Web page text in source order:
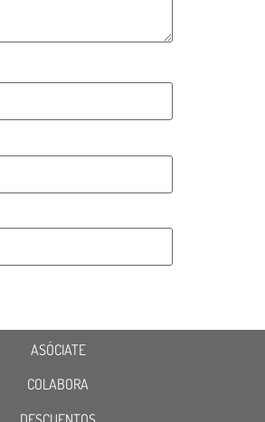
ASÓCIATE
COLABORA